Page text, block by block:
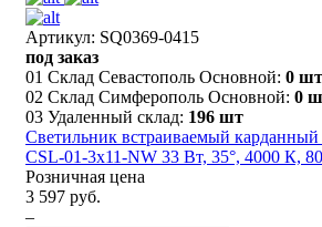
Артикул: SQ0369-0415
под заказ
01 Склад Севастополь Основной: 0 шт
02 Склад Симферополь Основной: 0
03 Удаленный склад: 196 шт
Светильник встраиваемый
CSL-01-3x11-NW 33 Вт, 35°, 4000 К,
Розничная цена
3 597 руб.
–